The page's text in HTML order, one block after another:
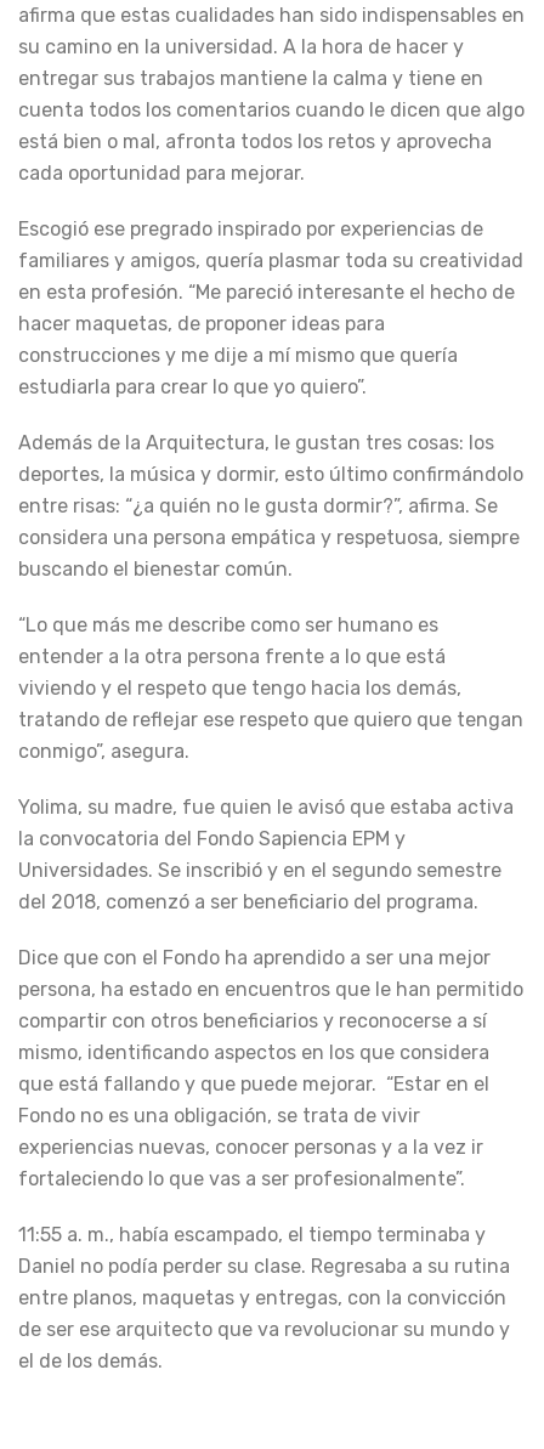
afirma que estas cualidades han sido indispensables en
su camino en la universidad. A la hora de hacer y
entregar sus trabajos mantiene la calma y tiene en
cuenta todos los comentarios cuando le dicen que algo
está bien o mal, afronta todos los retos y aprovecha
cada oportunidad para mejorar.
Escogió ese pregrado inspirado por experiencias de
familiares y amigos, quería plasmar toda su creatividad
en esta profesión. “Me pareció interesante el hecho de
hacer maquetas, de proponer ideas para
construcciones y me dije a mí mismo que quería
estudiarla para crear lo que yo quiero”.
Además de la Arquitectura, le gustan tres cosas: los
deportes, la música y dormir, esto último confirmándolo
entre risas: “¿a quién no le gusta dormir?”, afirma. Se
considera una persona empática y respetuosa, siempre
buscando el bienestar común.
“Lo que más me describe como ser humano es
entender a la otra persona frente a lo que está
viviendo y el respeto que tengo hacia los demás,
tratando de reflejar ese respeto que quiero que tengan
conmigo”, asegura.
Yolima, su madre, fue quien le avisó que estaba activa
la convocatoria del Fondo Sapiencia EPM y
Universidades. Se inscribió y en el segundo semestre
del 2018, comenzó a ser beneficiario del programa.
Dice que con el Fondo ha aprendido a ser una mejor
persona, ha estado en encuentros que le han permitido
compartir con otros beneficiarios y reconocerse a sí
mismo, identificando aspectos en los que considera
que está fallando y que puede mejorar. “Estar en el
Fondo no es una obligación, se trata de vivir
experiencias nuevas, conocer personas y a la vez ir
fortaleciendo lo que vas a ser profesionalmente”.
11:55 a. m., había escampado, el tiempo terminaba y
Daniel no podía perder su clase. Regresaba a su rutina
entre planos, maquetas y entregas, con la convicción
de ser ese arquitecto que va revolucionar su mundo y
el de los demás.